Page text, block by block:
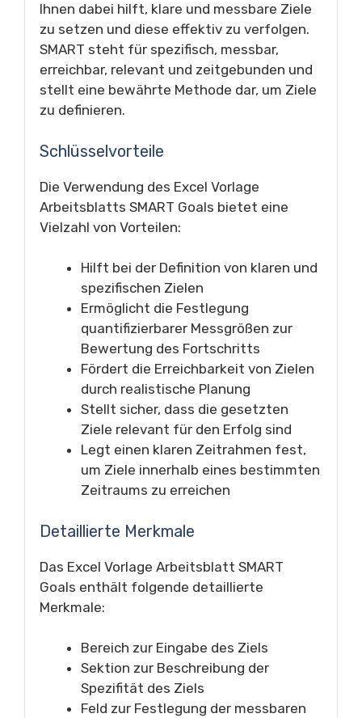
Ihnen dabei hilft, klare und messbare Ziele
zu setzen und diese effektiv zu verfolgen.
SMART steht für spezifisch, messbar,
erreichbar, relevant und zeitgebunden und
stellt eine bewährte Methode dar, um Ziele
zu definieren.
Schlüsselvorteile
Die Verwendung des Excel Vorlage
Arbeitsblatts SMART Goals bietet eine
Vielzahl von Vorteilen:
Hilft bei der Definition von klaren und
spezifischen Zielen
Ermöglicht die Festlegung
quantifizierbarer Messgrößen zur
Bewertung des Fortschritts
Fördert die Erreichbarkeit von Zielen
durch realistische Planung
Stellt sicher, dass die gesetzten
Ziele relevant für den Erfolg sind
Legt einen klaren Zeitrahmen fest,
um Ziele innerhalb eines bestimmten
Zeitraums zu erreichen
Detaillierte Merkmale
Das Excel Vorlage Arbeitsblatt SMART
Goals enthält folgende detaillierte
Merkmale:
Bereich zur Eingabe des Ziels
Sektion zur Beschreibung der
Spezifität des Ziels
Feld zur Festlegung der messbaren